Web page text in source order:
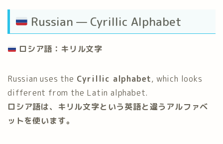
Russian — Cyrillic Alphabet
ロシア語：キリル文字
Russian uses the Cyrillic alphabet, which looks
different from the Latin alphabet.
ロシア語は、キリル文字という英語と違うアルファベ
ットを使います。